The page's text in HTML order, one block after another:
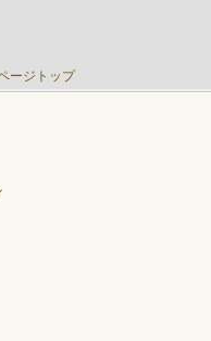
ージトップ